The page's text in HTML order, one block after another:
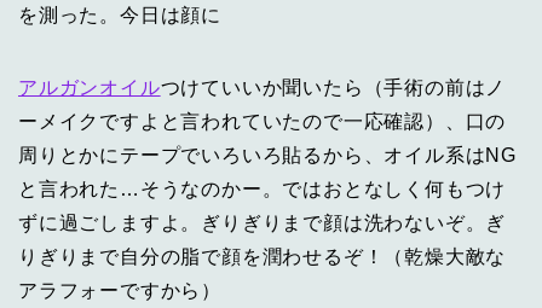
を測った。今日は顔に
アルガンオイルつけていいか聞いたら（手術の前はノ
ーメイクですよと言われていたので一応確認）、口の
周りとかにテープでいろいろ貼るから、オイル系はNG
と言われた…そうなのかー。ではおとなしく何もつけ
ずに過ごしますよ。ぎりぎりまで顔は洗わないぞ。ぎ
りぎりまで自分の脂で顔を潤わせるぞ！（乾燥大敵な
アラフォーですから）